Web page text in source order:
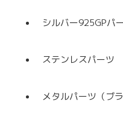
シルバー925GPパ
ステンレスパーツ
メタルパーツ（ブ